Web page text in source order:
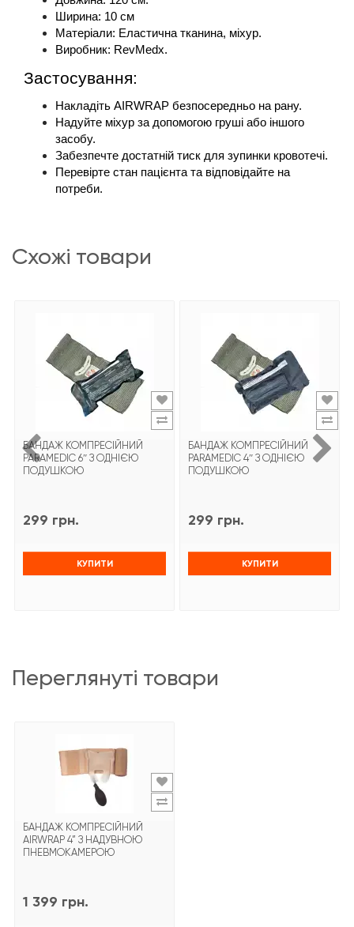
Ширина: 10 см
Матеріали: Еластична тканина, міхур.
Виробник: RevMedx.
Застосування:
Накладіть AIRWRAP безпосередньо на рану.
Надуйте міхур за допомогою груші або іншого
засобу.
Забезпечте достатній тиск для зупинки кровотечі.
Перевірте стан пацієнта та відповідайте на
потреби.
схожі товари
БАНДАЖ КОМПРЕСІЙНИЙ
PARAMEDIC 6″ З ОДНІЄЮ
ПОДУШКОЮ
299 грн.
КУПИТИ
БАНДАЖ КОМПРЕСІЙНИЙ
PARAMEDIC 4″ З ОДНІЄЮ
ПОДУШКОЮ
299 грн.
КУПИТИ
переглянуті товари
БАНДАЖ КОМПРЕСІЙНИЙ
AIRWRAP 4” З НАДУВНОЮ
ПНЕВМОКАМЕРОЮ
1 399 грн.